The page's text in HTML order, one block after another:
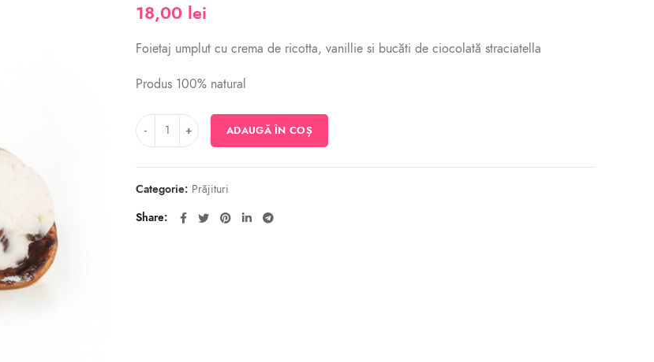
18,00 lei
Foietaj umplut cu crema de ricotta, vanillie si bucăti de ciocolată straciatella
Produs 100% natural
Cantitate Cannoli
ADAUGĂ ÎN COȘ
Categorie: Prăjituri
Share